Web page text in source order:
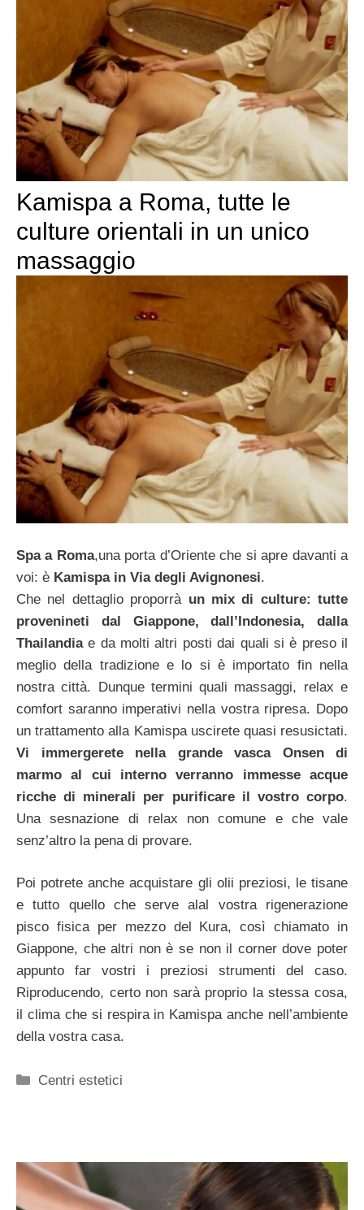
Kamispa a Roma, tutte le
culture orientali in un unico
massaggio
Spa a Roma,una porta d’Oriente che si apre davanti a
voi: è Kamispa in Via degli Avignonesi.
Che nel dettaglio proporrà un mix di culture: tutte
provenineti dal Giappone, dall’Indonesia, dalla
Thailandiae da molti altri posti dai quali si è preso il
meglio della tradizione e lo si è importato fin nella
nostra città. Dunque termini quali massaggi, relax e
comfort saranno imperativi nella vostra ripresa. Dopo
un trattamento alla Kamispa uscirete quasi resusictati.
Vi immergerete nella grande vasca Onsen di
marmo al cui interno verranno immesse acque
ricche di minerali per purificare il vostro corpo.
Una sesnazione di relax non comune e che vale
senz’altro la pena di provare.
Poi potrete anche acquistare gli olii preziosi, le tisane
e tutto quello che serve alal vostra rigenerazione
pisco fisica per mezzo del Kura, così chiamato in
Giappone, che altri non è se non il corner dove poter
appunto far vostri i preziosi strumenti del caso.
Riproducendo, certo non sarà proprio la stessa cosa,
il clima che si respira in Kamispa anche nell’ambiente
della vostra casa.
Categorie
Centri estetici